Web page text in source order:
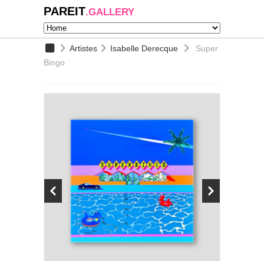
PAREIT.GALLERY
Artistes Isabelle Derecque
Super
Bingo